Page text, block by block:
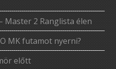
Master 2 Ranglista élen
MK futamot nyerni?
előtt